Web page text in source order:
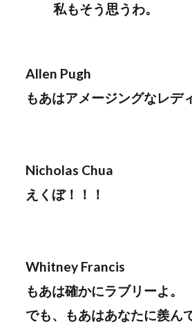
私もそう思うわ。
Allen Pugh
もあはアメージングなレデ
Nicholas Chua
えくぼ！！！
Whitney Francis
もあは確かにラブリーよ。
でも、もあはあなたに羨ん